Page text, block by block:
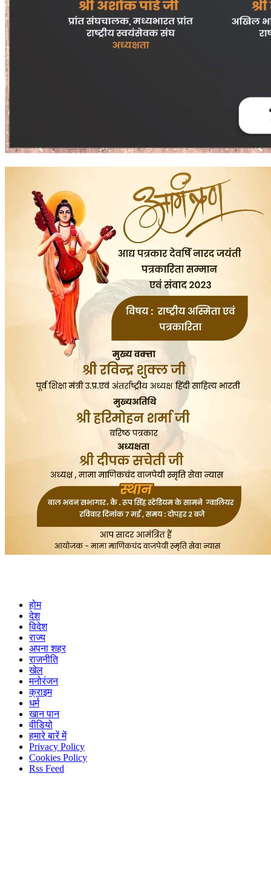
होम
देश
विदेश
राज्य
अपना शहर
राजनीति
खेल
मनोरंजन
क्राइम
धर्म
खान पान
वीडियो
हमारे बारें में
Privacy Policy
Cookies Policy
Rss Feed